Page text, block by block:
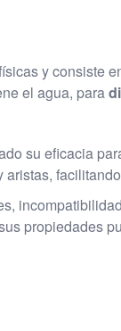
y consiste
el agua, para
su eficacia
propiedades